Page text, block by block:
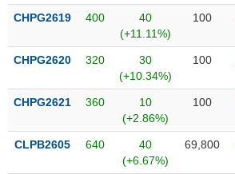
CHPG2619 400
40
(+11.11%)
100
CHPG2620 320
30
(+10.34%)
100
CHPG2621 360
10
(+2.86%)
100
CLPB2605 640
40
(+6.67%)
69,800
TRUYỀN
THÔNG
TIỆN